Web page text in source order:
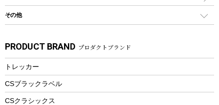
バーベキューツール
カトラリー
マグカップ、カップ
ステンレスボトル
フードボトル
その他アウトドア雑貨
スプレー関係
ツール、他
パドル
ヘルメット
エアーポンプ
アクセサリー
シティサイクル
自転車ウェア
ラッシュガード
パラソル
フローティングベスト
ヘルメット
その他
湯たんぽ
防災用品
PRODUCT BRAND プロダクトブランド
トレッカー
CSブラックラベル
CSクラシックス